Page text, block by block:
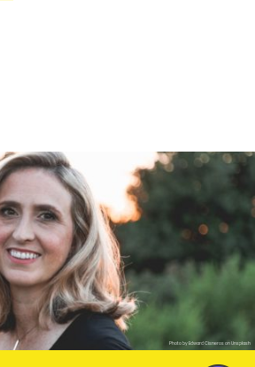
Photo by Edward Cisneros on Unsplash